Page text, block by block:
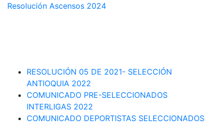
Resolución Ascensos 2024
RESOLUCIÓN 05 DE 2021- SELECCIÓN
ANTIOQUIA 2022
COMUNICADO PRE-SELECCIONADOS
INTERLIGAS 2022
COMUNICADO DEPORTISTAS SELECCIONADOS